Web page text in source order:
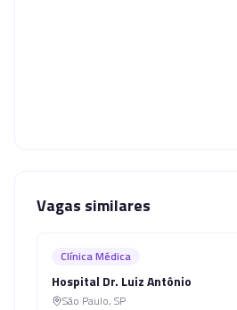
Vagas similares
Clínica Médica
Hospital Dr. Luiz Antônio
São Paulo, SP